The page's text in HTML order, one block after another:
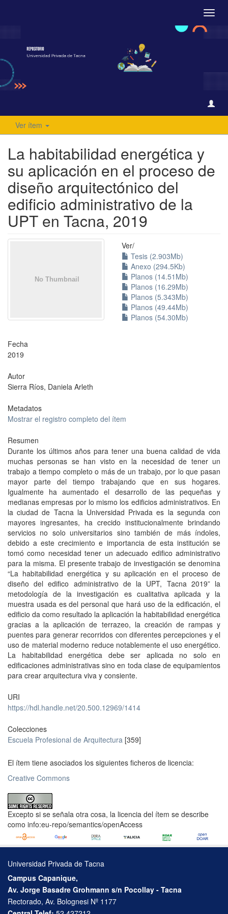
Ver ítem
La habitabilidad energética y
su aplicación en el proceso de
diseño arquitectónico del
edificio administrativo de la
UPT en Tacna, 2019
Ver/
Tesis (2.903Mb)
Anexo (294.5Kb)
Planos (14.51Mb)
Planos (16.29Mb)
Planos (5.343Mb)
Planos (49.44Mb)
Planos (54.30Mb)
Fecha
2019
Autor
Sierra Ríos, Daniela Arleth
Metadatos
Mostrar el registro completo del ítem
Resumen
Durante los últimos años para tener una buena calidad de vida
muchas personas se han visto en la necesidad de tener un
trabajo a tiempo completo o más de un trabajo, por lo que pasan
mayor parte del tiempo trabajando que en sus hogares.
Igualmente ha aumentado el desarrollo de las pequeñas y
medianas empresas por lo mismo los edificios administrativos. En
la ciudad de Tacna la Universidad Privada es la segunda con
mayores ingresantes, ha crecido institucionalmente brindando
servicios no solo universitarios sino también de más índoles,
debido a este crecimiento e importancia de esta institución se
tomó como necesidad tener un adecuado edifico administrativo
para la misma. El presente trabajo de investigación se denomina
“La habitabilidad energética y su aplicación en el proceso de
diseño del edifico administrativo de la UPT, Tacna 2019” la
metodología de la investigación es cualitativa aplicada y la
muestra usada es del personal que hará uso de la edificación, el
edificio da como resultado la aplicación la habitabilidad energética
gracias a la aplicación de terrazeo, la creación de rampas y
puentes para generar recorridos con diferentes percepciones y el
uso de material moderno reduce notablemente el uso energético.
La habitabilidad energética debe ser aplicada no solo en
edificaciones administrativas sino en toda clase de equipamientos
para crear arquitectura viva y consiente.
URI
https://hdl.handle.net/20.500.12969/1414
Colecciones
Escuela Profesional de Arquitectura [359]
El ítem tiene asociados los siguientes ficheros de licencia:
Creative Commons
Excepto si se señala otra cosa, la licencia del ítem se describe
como info:eu-repo/semantics/openAccess
Universidad Privada de Tacna
Campus Capanique,
Av. Jorge Basadre Grohmann s/n Pocollay - Tacna
Rectorado, Av. Bolognesi Nº 1177